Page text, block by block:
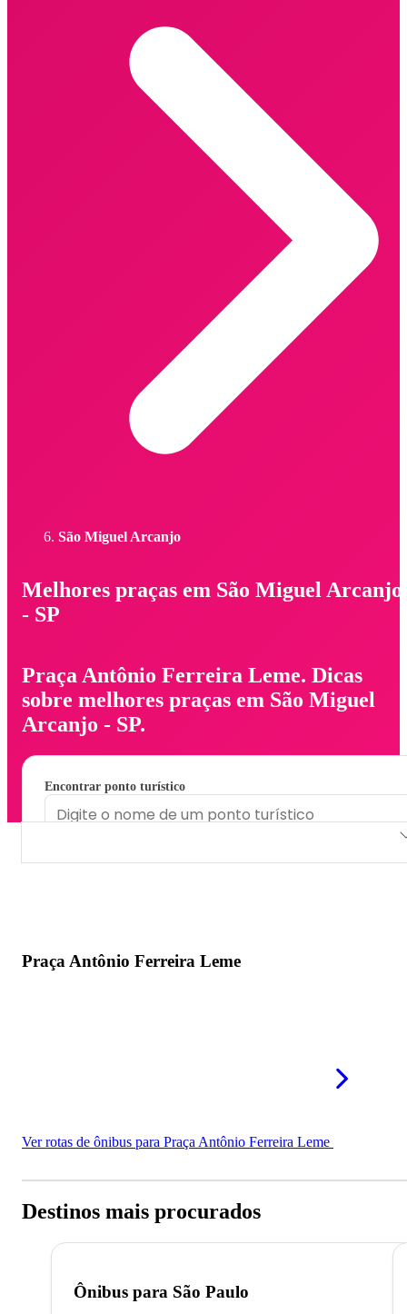
São Miguel Arcanjo
Melhores praças em São Miguel Arcanjo
- SP
Praça Antônio Ferreira Leme. Dicas
sobre melhores praças em São Miguel
Arcanjo - SP.
Encontrar ponto turístico
Praça Antônio Ferreira Leme
Ver rotas de ônibus para Praça Antônio Ferreira Leme
Destinos mais procurados
Ônibus para São Paulo